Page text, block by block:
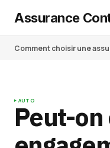
Assurance
Comment choisir une
AUTO
Peut-on